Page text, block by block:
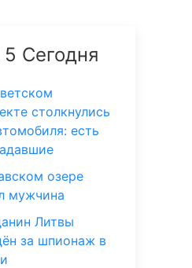
Сегодня
столкнулись
есть
озере
мужчина
Литвы
за шпионаж в